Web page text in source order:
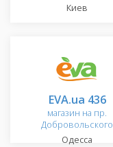
Киев
EVA.ua 436
магазин на пр.
Добровольского
Одесса